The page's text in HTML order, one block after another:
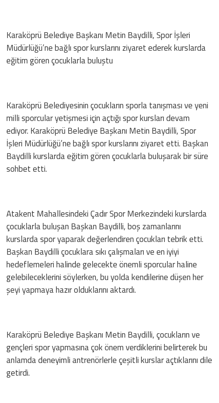
Karaköprü Belediye Başkanı Metin Baydilli, Spor İşleri
Müdürlüğü’ne bağlı spor kurslarını ziyaret ederek kurslarda
eğitim gören çocuklarla buluştu
Karaköprü Belediyesinin çocukların sporla tanışması ve yeni
milli sporcular yetişmesi için açtığı spor kursları devam
ediyor. Karaköprü Belediye Başkanı Metin Baydilli, Spor
İşleri Müdürlüğü’ne bağlı spor kurslarını ziyaret etti. Başkan
Baydilli kurslarda eğitim gören çocuklarla buluşarak bir süre
sohbet etti.
Atakent Mahallesindeki Çadır Spor Merkezindeki kurslarda
çocuklarla buluşan Başkan Baydilli, boş zamanlarını
kurslarda spor yaparak değerlendiren çocukları tebrik etti.
Başkan Baydilli çocuklara sıkı çalışmaları ve en iyiyi
hedeflemeleri halinde gelecekte önemli sporcular haline
gelebileceklerini söylerken, bu yolda kendilerine düşen her
şeyi yapmaya hazır olduklarını aktardı.
Karaköprü Belediye Başkanı Metin Baydilli, çocukların ve
gençleri spor yapmasına çok önem verdiklerini belirterek bu
anlamda deneyimli antrenörlerle çeşitli kurslar açtıklarını dile
getirdi.